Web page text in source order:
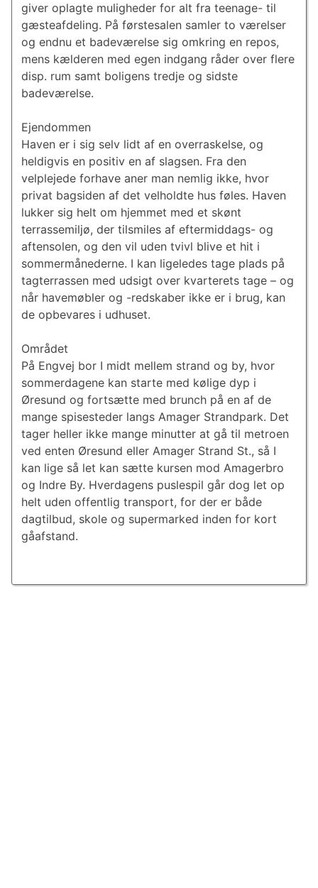
giver oplagte muligheder for alt fra teenage- til
gæsteafdeling. På førstesalen samler to værelser
og endnu et badeværelse sig omkring en repos,
mens kælderen med egen indgang råder over flere
disp. rum samt boligens tredje og sidste
badeværelse.
Ejendommen
Haven er i sig selv lidt af en overraskelse, og
heldigvis en positiv en af slagsen. Fra den
velplejede forhave aner man nemlig ikke, hvor
privat bagsiden af det velholdte hus føles. Haven
lukker sig helt om hjemmet med et skønt
terrassemiljø, der tilsmiles af eftermiddags- og
aftensolen, og den vil uden tvivl blive et hit i
sommermånederne. I kan ligeledes tage plads på
tagterrassen med udsigt over kvarterets tage – og
når havemøbler og -redskaber ikke er i brug, kan
de opbevares i udhuset.
Området
På Engvej bor I midt mellem strand og by, hvor
sommerdagene kan starte med kølige dyp i
Øresund og fortsætte med brunch på en af de
mange spisesteder langs Amager Strandpark. Det
tager heller ikke mange minutter at gå til metroen
ved enten Øresund eller Amager Strand St., så I
kan lige så let kan sætte kursen mod Amagerbro
og Indre By. Hverdagens puslespil går dog let op
helt uden offentlig transport, for der er både
dagtilbud, skole og supermarked inden for kort
gåafstand.